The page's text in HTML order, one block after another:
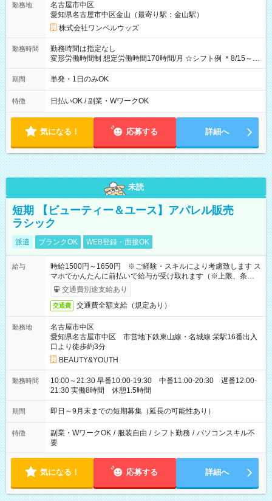
期間なし
勤務地
名古屋市中区
愛知県名古屋市中区金山（最寄り駅：金山駅）
株式会社ワンベルウッズ
勤務時間
勤務時間は指定なし
変形労働時間制 想定労働時間170時間/月 ☆シフト例 ＊8/15～
10/26 全日共通 08：00～12：00 17：00～21：00 ＊8/31
～9/19のみ下記シフトもあります！ 12：00～16：00 ＊9/6～
00
期間 単発・1日のみOK
特徴 日払いOK / 副業・WワークOK
気になる！ 応募する 詳細へ
未読
短期 【ビューティー＆ユース】アパレル販売
ラシック
派遣 ブランクOK WEB登録・面接OK
給与
時給1500円～1650円 ※ご経験・スキルにより考慮致します ス
マホでかんたんに前払いで給与が受け取れます（※上限、条件
あり）交通費別途支給あり
交通費 交通費全額支給（規定あり）
勤務地
名古屋市中区
愛知県名古屋市中区 市営地下鉄東山線・名城線 栄駅16番出入
口より徒歩約3分
BEAUTY&YOUTH
勤務時間
10:00～21:30 早番10:00-19:30 中番11:00-20:30 遅番12:00-
21:30 実働8時間 休憩1.5時間
期間 即日～9月末までの短期募集（延長の可能性あり）
特徴 副業・WワークOK / 服装自由 / シフト勤務 / パソコンスキル不
要
気になる！ 応募する 詳細へ